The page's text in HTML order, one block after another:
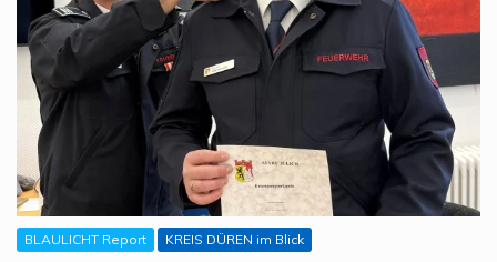
BLAULICHT Report KREIS DÜREN im Blick